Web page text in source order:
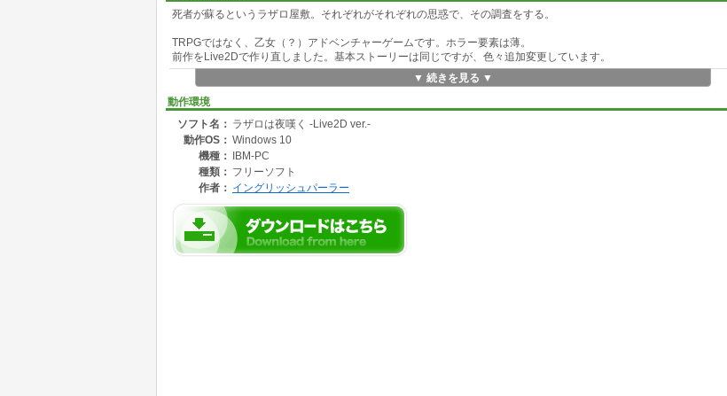
死者が蘇るというラザロ屋敷。それぞれがそれぞれの思惑で、その調査をする。
TRPGではなく、乙女（？）アドベンチャーゲームです。ホラー要素は薄。
前作をLive2Dで作り直しました。基本ストーリーは同じですが、色々追加変更しています。
▼ 続きを見る ▼
動作環境
ソフト名： ラザロは夜嘆く -Live2D ver.-
動作OS： Windows 10
機種：
IBM-PC
種類： フリーソフト
作者： イングリッシュパーラー